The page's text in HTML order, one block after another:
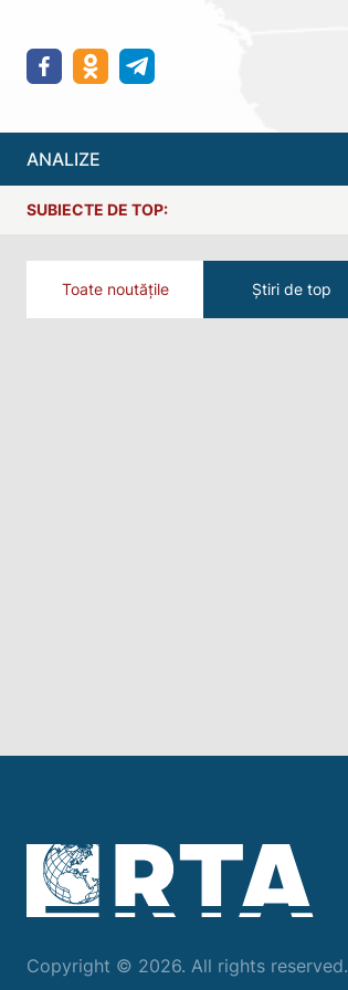
ANALIZE
SUBIECTE DE TOP:
Toate noutățile Știri de top
Copyright © 2026. All rights reserved.